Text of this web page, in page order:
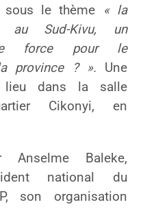
sous le thème
« la
au Sud-Kivu, un
force pour le
province ? ». Une
dans la salle
Cikonyi, en
Anselme Baleke,
national du
son organisation